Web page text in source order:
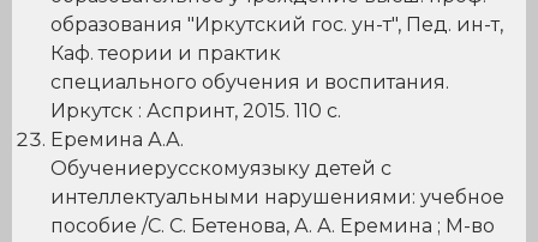
образования "Иркутский гос. ун-т", Пед. ин-т,
Каф. теории и практик
специального обучения и воспитания.
Иркутск : Аспринт, 2015. 110 с.
Еремина А.А.
Обучениерусскомуязыку детей с
интеллектуальными нарушениями: учебное
пособие /С. С. Бетенова, А. А. Еремина ; М-во